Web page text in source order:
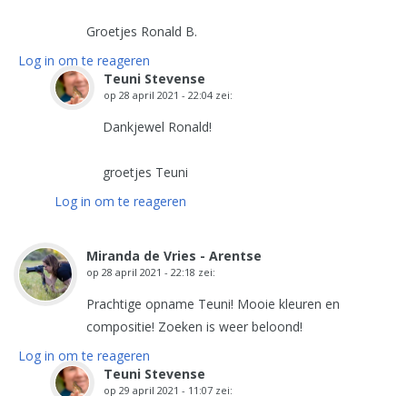
Groetjes Ronald B.
Log in om te reageren
Teuni Stevense
op 28 april 2021 - 22:04 zei:
Dankjewel Ronald!
groetjes Teuni
Log in om te reageren
Miranda de Vries - Arentse
op 28 april 2021 - 22:18 zei:
Prachtige opname Teuni! Mooie kleuren en
compositie! Zoeken is weer beloond!
Log in om te reageren
Teuni Stevense
op 29 april 2021 - 11:07 zei: